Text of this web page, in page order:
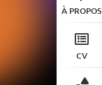
À PROPOS
CV